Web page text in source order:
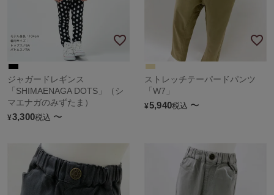
ジャガードレギンス
「SHIMAENAGA DOTS」（シ
マエナガのみずたま）
¥3,300税込 〜
ストレッチテーパードパンツ
「W7」
¥5,940税込 〜